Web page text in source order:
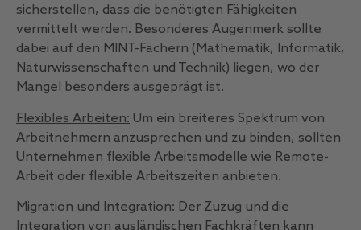
sicherstellen, dass die benötigten Fähigkeiten
vermittelt werden. Besonderes Augenmerk sollte
dabei auf den MINT-Fächern (Mathematik, Informatik,
Naturwissenschaften und Technik) liegen, wo der
Mangel besonders ausgeprägt ist.
Flexibles Arbeiten: Um ein breiteres Spektrum von
Arbeitnehmern anzusprechen und zu binden, sollten
Unternehmen flexible Arbeitsmodelle wie Remote-
Arbeit oder flexible Arbeitszeiten anbieten.
Migration und Integration: Der Zuzug und die
Integration von ausländischen Fachkräften kann